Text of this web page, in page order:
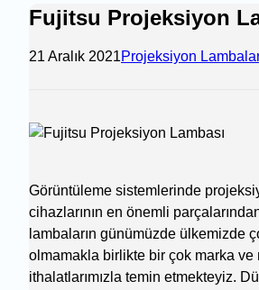
Fujitsu Projeksiyon
21 Aralık 2021Projeksiyon
Görüntüleme sistemlerinde
cihazlarının en önemli
lambaların günümüzde ülkemizde
olmamakla birlikte bir çok marka ve
ithalatlarımızla temin etmekteyiz.